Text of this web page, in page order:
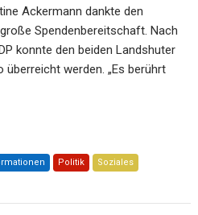
Ackermann dankte den
Spendenbereitschaft. Nach
konnte den beiden Landshuter
überreicht werden. „Es berührt
Politik Soziales